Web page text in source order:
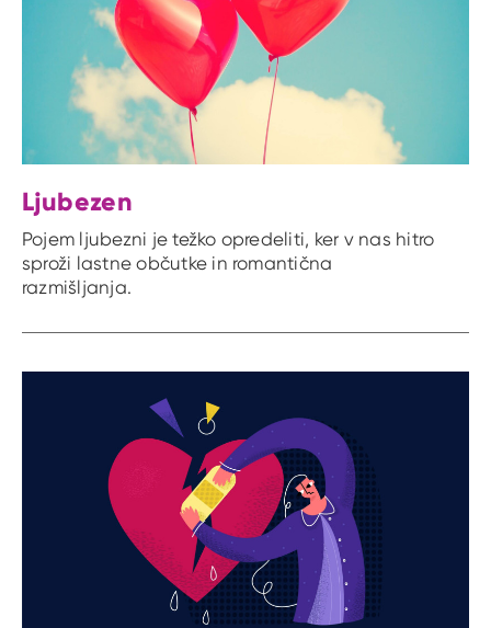
Ljubezen
Pojem ljubezni je težko opredeliti, ker v nas hitro
sproži lastne občutke in romantična
razmišljanja.